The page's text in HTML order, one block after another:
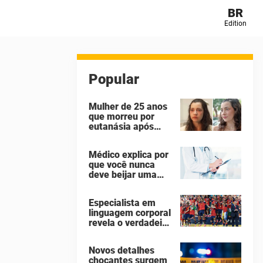
BR
Edition
Popular
Mulher de 25 anos
que morreu por
eutanásia após
seus agressores
em um diário
secreto
Médico explica por
que você nunca
deve beijar uma
Especialista em
linguagem corporal
revela o verdadeiro
mexido enquanto a
Novos detalhes
chocantes surgem